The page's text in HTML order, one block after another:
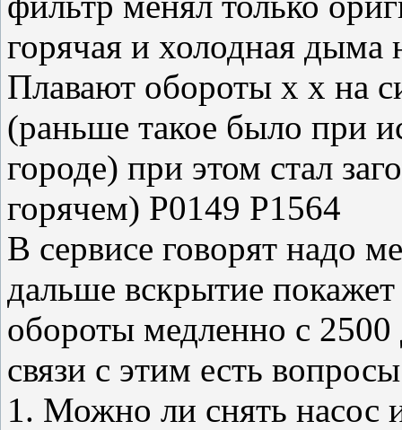
горячая и холодная дыма
Плавают обороты х х на
(раньше такое было при
городе) при этом стал
горячем) Р0149 Р1564
В сервисе говорят надо
дальше вскрытие
обороты медленно с
связи с этим есть вопросы
1. Можно ли снять насос